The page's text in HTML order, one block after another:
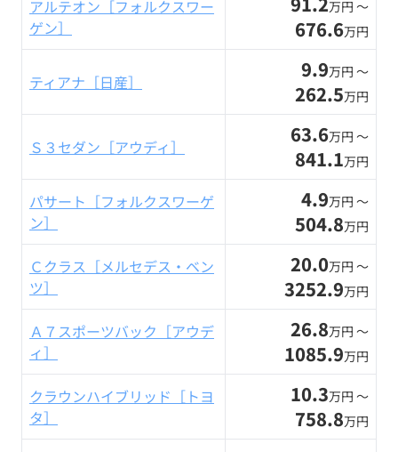
アルテオン［フォルクスワー
ゲン］
万円 〜
676.6万円
ティアナ［日産］ 9.9万円 〜
262.5万円
Ｓ３セダン［アウディ］ 63.6万円 〜
841.1万円
パサート［フォルクスワーゲ
ン］
4.9万円 〜
504.8万円
Ｃクラス［メルセデス・ベン
ツ］
20.0万円 〜
3252.9万円
Ａ７スポーツバック［アウデ
ィ］
26.8万円 〜
1085.9万円
クラウンハイブリッド［トヨ
タ］
10.3万円 〜
758.8万円